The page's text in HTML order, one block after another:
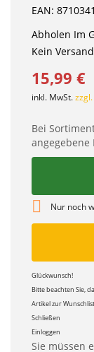
EAN:
Abholen Im
Kein
15,99 €
inkl. MwSt.
Bei
angegebene
 Nur noch
Glückwunsch!
Bitte beachten Sie,
Artikel zur
Schließen
Einloggen
Sie müssen